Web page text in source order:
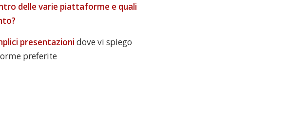
delle varie piattaforme e quali
presentazioni dove vi spiego
preferite